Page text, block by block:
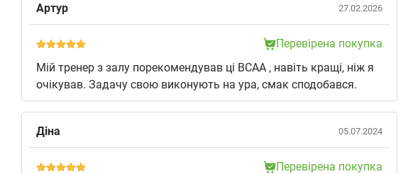
Артур 27.02.2026
Перевірена покупка
Мій тренер з залу порекомендував ці ВСАА , навіть кращі, ніж я
очікував. Задачу свою виконують на ура, смак сподобався.
Діна 05.07.2024
Перевірена покупка